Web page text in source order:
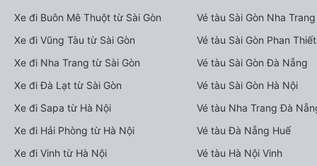
Xe đi Buôn Mê Thuột từ Sài Gòn
Xe đi Vũng Tàu từ Sài Gòn
Xe đi Nha Trang từ Sài Gòn
Xe đi Đà Lạt từ Sài Gòn
Xe đi Sapa từ Hà Nội
Xe đi Hải Phòng từ Hà Nội
Xe đi Vinh từ Hà Nội
Vé tàu Sài Gòn Nha Trang
Vé tàu Sài Gòn Phan Thiết
Vé tàu Sài Gòn Đà Nẵng
Vé tàu Sài Gòn Hà Nội
Vé tàu Nha Trang Đà
Vé tàu Đà Nẵng Huế
Vé tàu Hà Nội Vinh